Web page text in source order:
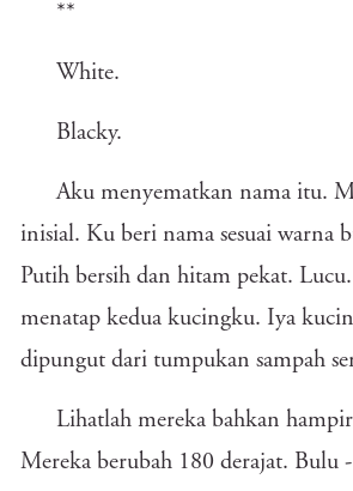
**
White.
Blacky.
Aku menyematkan nama itu.
inisial. Ku beri nama sesuai warna
Putih bersih dan hitam pekat.
menatap kedua kucingku. Iya
dipungut dari tumpukan sampah
Lihatlah mereka bahkan
Mereka berubah 180 derajat. Bulu